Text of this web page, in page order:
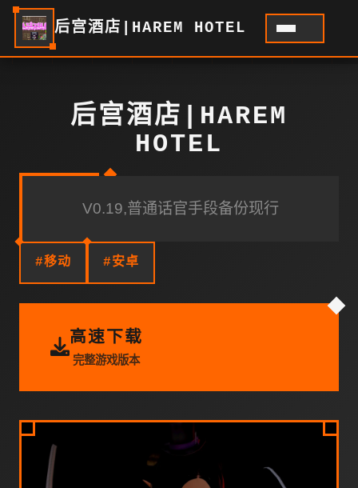
后宫酒店|HAREM HOTEL
后宫酒店|HAREM
HOTEL
V0.19,普通话官手段备份现行
#移动 #安卓
高速下载
完整游戏版本